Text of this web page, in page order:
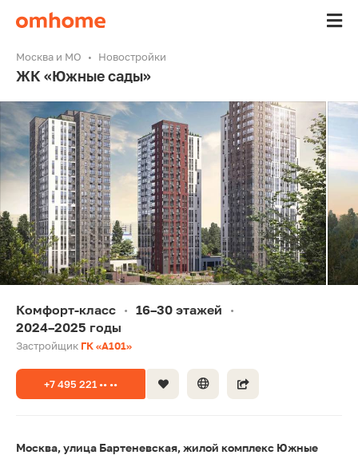
Москва и МО Новостройки
ЖК «Южные сады»
Комфорт-класс • 16–30 этажей •
2024–2025 годы
Застройщик ГК «А101»
+7 495 221 •• ••
Москва, улица Бартеневская, жилой комплекс Южные